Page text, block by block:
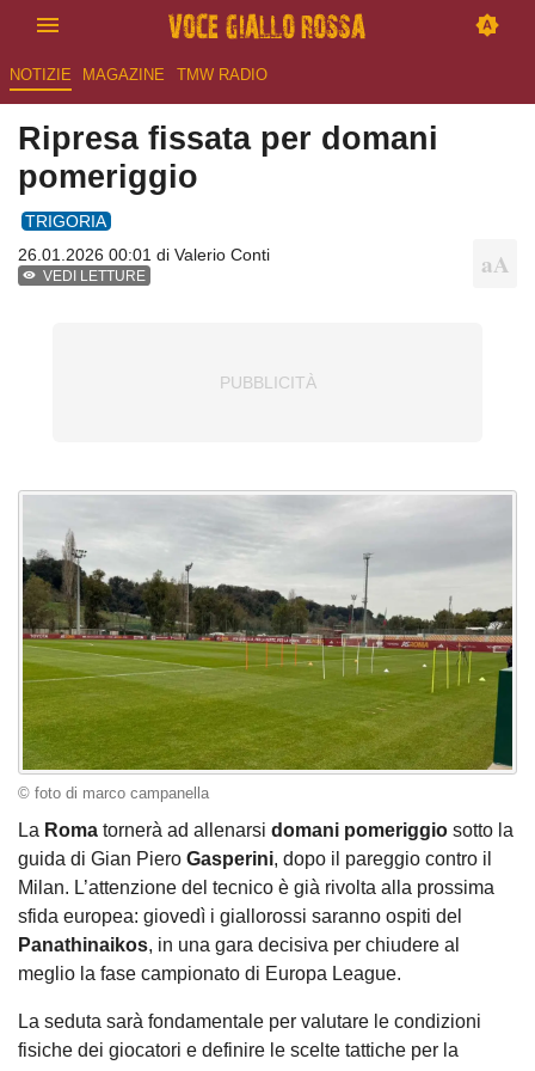
NOTIZIE MAGAZINE TMW RADIO
Ripresa fissata per domani
pomeriggio
TRIGORIA
26.01.2026 00:01 di Valerio Conti
VEDI LETTURE
© foto di marco campanella
La Roma tornerà ad allenarsi domani pomeriggio sotto la
guida di Gian Piero Gasperini, dopo il pareggio contro il
Milan. L’attenzione del tecnico è già rivolta alla prossima
sfida europea: giovedì i giallorossi saranno ospiti del
Panathinaikos, in una gara decisiva per chiudere al
meglio la fase campionato di Europa League.
La seduta sarà fondamentale per valutare le condizioni
fisiche dei giocatori e definire le scelte tattiche per la